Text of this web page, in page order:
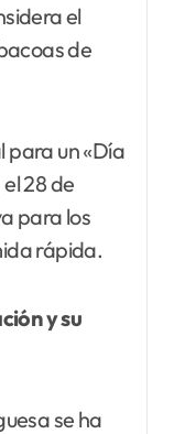
el
de
para un «Día
28 de
para los
rápida.
y su
se ha